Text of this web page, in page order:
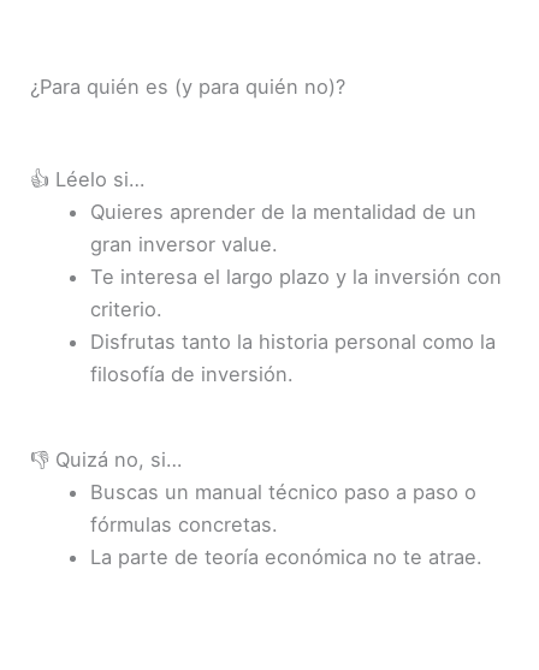
¿Para quién es (y para quién no)?
👍 Léelo si…
Quieres aprender de la mentalidad de un
gran inversor value.
Te interesa el largo plazo y la inversión con
criterio.
Disfrutas tanto la historia personal como la
filosofía de inversión.
👎 Quizá no, si…
Buscas un manual técnico paso a paso o
fórmulas concretas.
La parte de teoría económica no te atrae.